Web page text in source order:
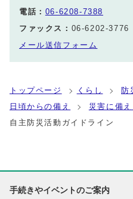
電話： 06-6208-7388
ファックス： 06-6202-3776
メール送信フォーム
トップページ くらし 防
日頃からの備え
災害に備え
自主防災活動ガイドライン
手続きやイベントのご案内